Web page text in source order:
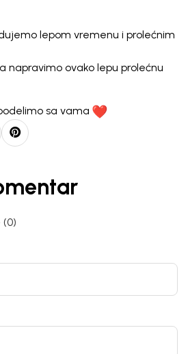
lepom vremenu i prolećnim
napravimo ovako lepu prolećnu
sa vama
(0)